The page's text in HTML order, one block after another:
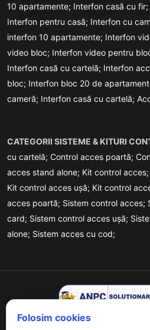
10 apartamente; Interfon casă cu fir;
Interfon pentru casă; Interfon cu
interfon 10 apartamente; Interfon
video bloc; Interfon video pentru
Interfon casă cu cartelă; Interfon
bloc; Interfon bloc 20 de
cameră; Interfon casă cu cartelă;
CATEGORII SISTEME & KITURI
cu cartelă; Control acces poartă;
acces stand alone; Kit control acces;
Kit control acces ușă; Kit control
acces poartă; Sistem control acces;
card; Sistem control acces ușă;
alone; Sistem acces cu cod;
Folosim cookies